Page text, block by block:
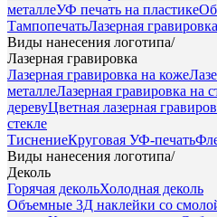
металлеУФ печать на пластике
ТампопечатьЛазерная гравировка
Виды нанесения логотипа/
Лазерная гравировка
Лазерная гравировка на коже
металлеЛазерная гравировка на
деревуЦветная лазерная
стекле
ТиснениеКруговая УФ-печать
Виды нанесения логотипа/
Деколь
Горячая декольХолодная деколь
Объемные 3Д наклейки со